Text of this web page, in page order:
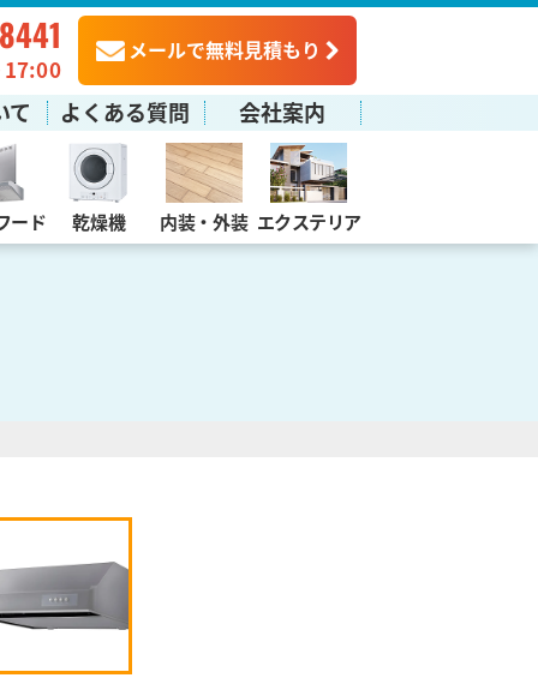
17:00
メールで無料見積もり
て よくある質問 会社案内
ード 乾燥機 内装・外装 エクステリア